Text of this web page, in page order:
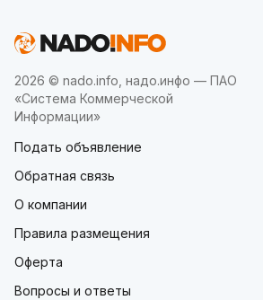
2026 © nado.info, надо.инфо — ПАО
«Система Коммерческой
Информации»
Подать объявление
Обратная связь
О компании
Правила размещения
Оферта
Вопросы и ответы